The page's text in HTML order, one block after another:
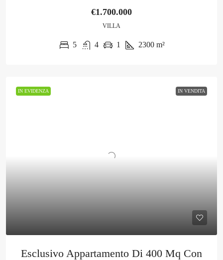
€1.700.000
VILLA
5 4 1 2300 m²
IN EVIDENZA IN VENDITA
Esclusivo Appartamento Di 400 Mq Con